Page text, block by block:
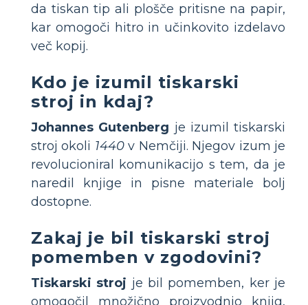
da tiskan tip ali plošče pritisne na papir,
kar omogoči hitro in učinkovito izdelavo
več kopij.
Kdo je izumil tiskarski
stroj in kdaj?
Johannes Gutenberg je izumil tiskarski
stroj okoli 1440v Nemčiji. Njegov izum je
revolucioniral komunikacijo s tem, da je
naredil knjige in pisne materiale bolj
dostopne.
Zakaj je bil tiskarski stroj
pomemben v zgodovini?
Tiskarski stroj je bil pomemben, ker je
omogočil množično proizvodnjo knjig,